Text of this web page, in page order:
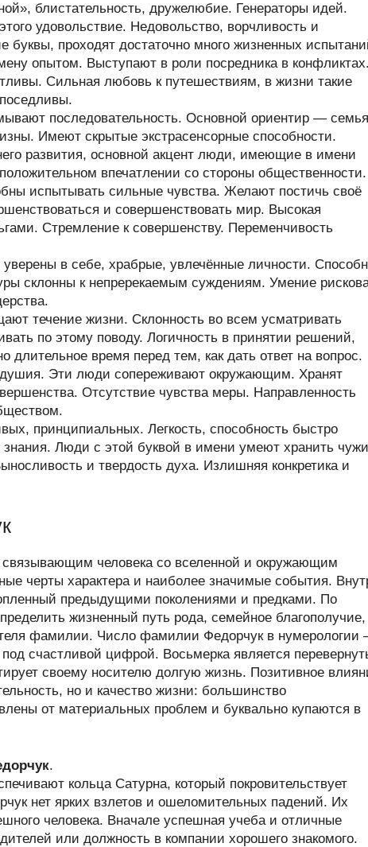
блистательность, дружелюбие. Генераторы идей.
удовольствие. Недовольство, ворчливость и
проходят достаточно много жизненных
опытом. Выступают в роли посредника в конфликтах.
Сильная любовь к путешествиям, в жизни такие
последовательность. Основной ориентир —
Имеют скрытые экстрасенсорные способности.
развития, основной акцент люди, имеющие в имени
впечатлении со стороны общественности.
испытывать сильные чувства. Желают постичь своё
и совершенствовать мир. Высокая
Стремление к совершенству. Переменчивость
в себе, храбрые, увлечённые личности.
склонны к непререкаемым суждениям. Умение
течение жизни. Склонность во всем усматривать
по этому поводу. Логичность в принятии решений,
время перед тем, как дать ответ на вопрос.
Эти люди сопереживают окружающим. Хранят
Отсутствие чувства меры. Направленность
принципиальных. Легкость, способность быстро
Люди с этой буквой в имени умеют хранить
и твердость духа. Излишняя конкретика и
человека со вселенной и окружающим
черты характера и наиболее значимые события.
предыдущими поколениями и предками. По
жизненный путь рода, семейное благополучие,
фамилии. Число фамилии Федорчук в нумерологии
счастливой цифрой. Восьмерка является
своему носителю долгую жизнь. Позитивное
но и качество жизни: большинство
от материальных проблем и буквально купаются в
.
кольца Сатурна, который покровительствует
нет ярких взлетов и ошеломительных падений. Их
человека. Вначале успешная учеба и отличные
или должность в компании хорошего знакомого.